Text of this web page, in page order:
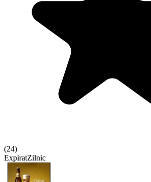
(24)
ExpiratZilnic